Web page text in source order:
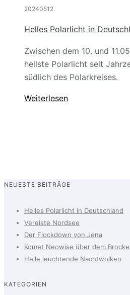
20240512
Helles Polarlicht in
Zwischen dem 10. und
hellste Polarlicht seit
südlich des Polarkreises.
Weiterlesen
NEUESTE BEITRÄGE
Helles Polarlicht in Deutschland
Vereiste Nordsee
Der Flockdown von Jena
Komet Neowise über dem
Helle leuchtende Nachtwolken
KATEGORIEN